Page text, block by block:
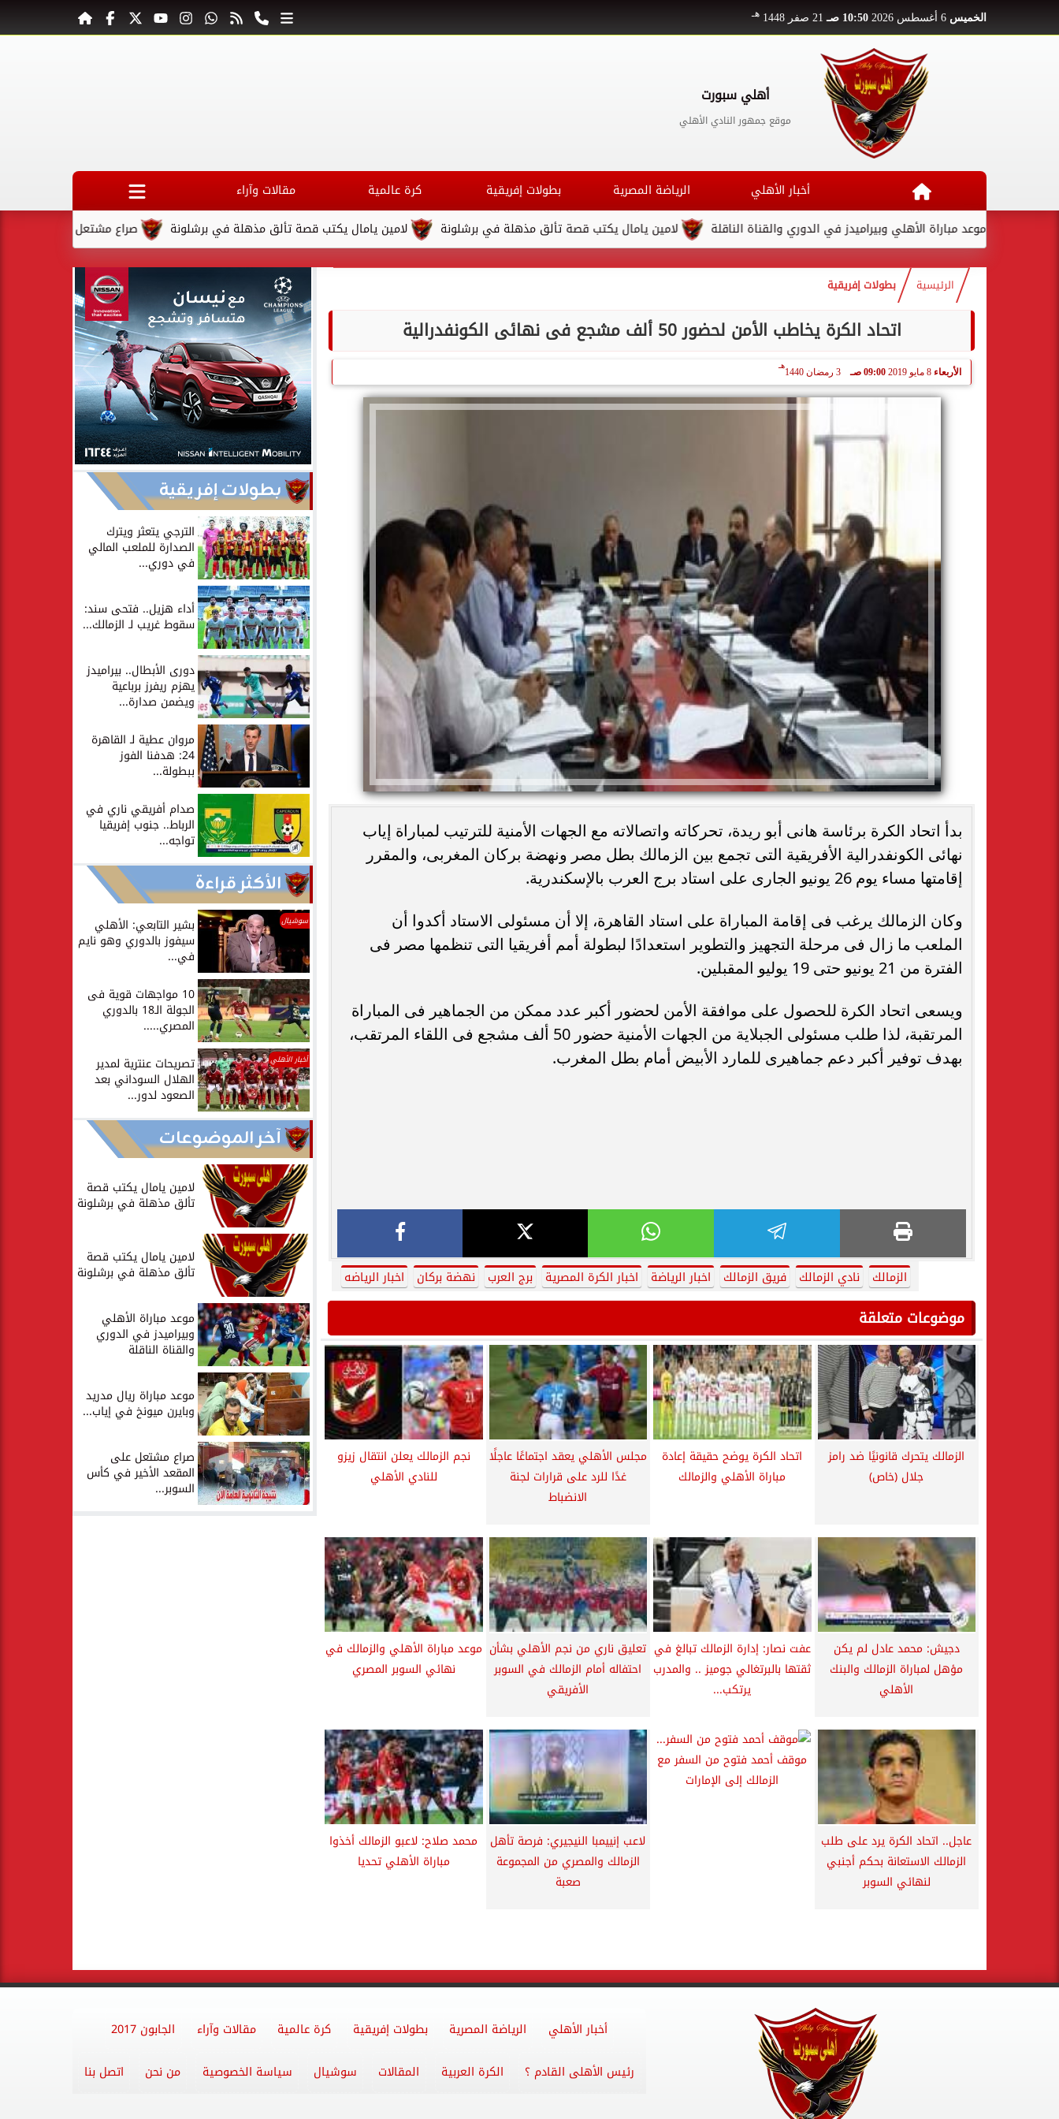
الخميس 10:50 صـ 21 صفر 1448 هـ
أهلي سبورت
موقع جمهور النادي الأهلي
أخبار الأهلي الرياضة المصرية بطولات إفريقية كرة عالمية
مقالات وآراء
صراع مشتعل على المقعد الأخير في
لامين يامال يكتب قصة تألق مذهلة في برشلونة لامين يامال يكتب قصة تألق مذهلة في برشلونة موعد مباراة الأهلي وبيراميدز في الدوري والقناة الناقلة
الرئيسية بطولات إفريقية
اتحاد الكرة يخاطب الأمن لحضور 50 ألف مشجع فى نهائى الكونفدرالية
الأربعاء 8 مايو 2019 09:00 صـ 3 رمضان 1440
هـ
بدأ اتحاد الكرة برئاسة هانى أبو ريدة، تحركاته واتصالاته مع الجهات الأمنية للترتيب لمباراة إياب
نهائى الكونفدرالية الأفريقية التى تجمع بين الزمالك بطل مصر ونهضة بركان المغربى، والمقرر
إقامتها مساء يوم 26 يونيو الجارى على استاد برج العرب بالإسكندرية.
وكان الزمالك يرغب فى إقامة المباراة على استاد القاهرة، إلا أن مسئولى الاستاد أكدوا أن
الملعب ما زال فى مرحلة التجهيز والتطوير استعدادًا لبطولة أمم أفريقيا التى تنظمها مصر فى
الفترة من 21 يونيو حتى 19 يوليو المقبلين.
ويسعى اتحاد الكرة للحصول على موافقة الأمن لحضور أكبر عدد ممكن من الجماهير فى المباراة
المرتقبة، لذا طلب مسئولى الجبلاية من الجهات الأمنية حضور 50 ألف مشجع فى اللقاء المرتقب،
بهدف توفير أكبر دعم جماهيرى للمارد الأبيض أمام بطل المغرب.
الزمالك نادي الزمالك فريق الزمالك اخبار الرياضة اخبار الكرة المصرية برج العرب نهضة بركان اخبار الرياضه
موضوعات متعلقة
الزمالك يتحرك قانونيًا ضد رامز
جلال (خاص)
اتحاد الكرة يوضح حقيقة إعادة
مباراة الأهلي والزمالك
مجلس الأهلي يعقد اجتماعًا عاجلًا
غدًا للرد على قرارات لجنة
الانضباط
نجم الزمالك يعلن انتقال زيزو
للنادي الأهلي
دجيش: محمد عادل لم يكن
مؤهل لمباراة الزمالك والبنك
الأهلي
عفت نصار: إدارة الزمالك تبالغ في
ثقتها بالبرتغالي جوميز .. والمدرب
يرتكب...
تعليق ناري من نجم الأهلي بشأن
احتفاله أمام الزمالك في السوبر
الأفريقي
موعد مباراة الأهلي والزمالك في
نهائي السوبر المصري
عاجل.. اتحاد الكرة يرد على طلب
الزمالك الاستعانة بحكم أجنبي
لنهائي السوبر
موقف أحمد فتوح من السفر مع
الزمالك إلى الإمارات
لاعب إنييمبا النيجيري: فرصة تأهل
الزمالك والمصري من المجموعة
صعبة
محمد صلاح: لاعبو الزمالك أخذوا
مباراة الأهلي تحديا
بطولات إفريقية
الترجي يتعثر ويترك
الصدارة للملعب المالي
في دوري...
أداء هزيل.. فتحى سند:
سقوط غريب لـ الزمالك...
دورى الأبطال.. بيراميدز
يهزم ريفرز برباعية
ويضمن صدارة...
مروان عطية لـ القاهرة
24: هدفنا الفوز
ببطولة...
صدام أفريقي ناري في
الرباط.. جنوب إفريقيا
تواجه...
الأكثر قراءة
سوشيال بشير التابعي: الأهلي
سيفوز بالدوري وهو نايم
في...
10 مواجهات قوية فى
الجولة الـ18 بالدوري
المصري.....
أخبار الأهلي تصريحات عنترية لمدير
الهلال السوداني بعد
الصعود لدور...
آخر الموضوعات
لامين يامال يكتب قصة
تألق مذهلة في برشلونة
لامين يامال يكتب قصة
تألق مذهلة في برشلونة
موعد مباراة الأهلي
وبيراميدز في الدوري
والقناة الناقلة
موعد مباراة ريال مدريد
وبايرن ميونخ في إياب...
صراع مشتعل على
المقعد الأخير في كأس
السوبر...
أخبار الأهلي الرياضة المصرية بطولات إفريقية كرة عالمية مقالات وآراء الجابون 2017
رئيس الأهلى القادم ؟ الكرة العربية المقالات سوشيال سياسة الخصوصية من نحن اتصل بنا